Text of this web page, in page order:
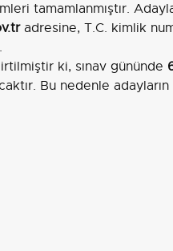
tamamlanmıştır.
adresine, T.C. kimlik
ki, sınav gününde
Bu nedenle